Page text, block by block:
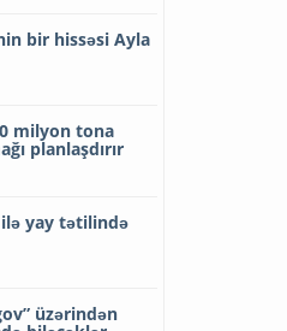
bir hissəsi Ayla
milyon tona
planlaşdırır
yay tətilində
üzərindən